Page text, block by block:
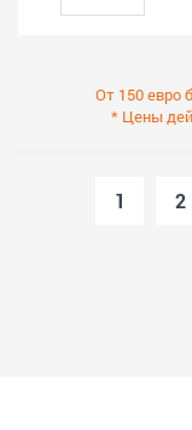
От 150 евро
* Цены
1 2